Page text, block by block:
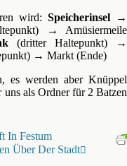
wird: Speicherinsel→
→ Amüsiermeile
(dritter Haltepunkt) →
→ Markt (Ende)
es werden aber Knüppel
als Ordner für 2 Batzen
In Festum
Über Der Stadt